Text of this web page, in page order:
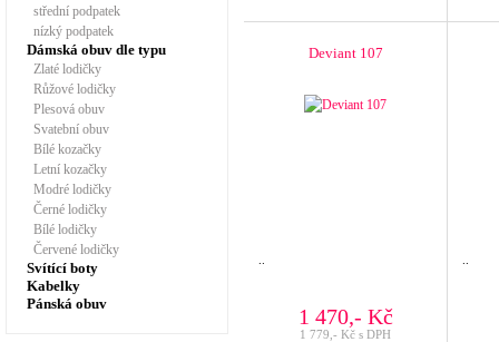
střední podpatek
nízký podpatek
Dámská obuv dle typu
Zlaté lodičky
Růžové lodičky
Plesová obuv
Svatební obuv
Bílé kozačky
Letní kozačky
Modré lodičky
Černé lodičky
Bílé lodičky
Červené lodičky
Svítící boty
Kabelky
Pánská obuv
Deviant 107
1 470,- Kč
1 779,- Kč s DPH